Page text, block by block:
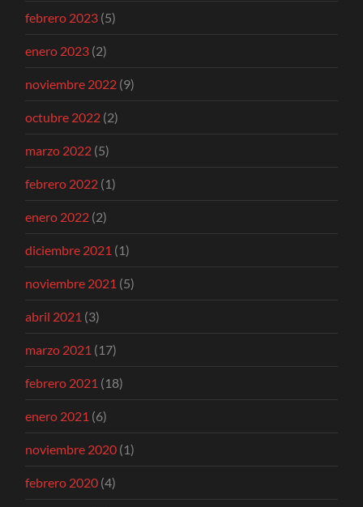
febrero 2023 (5)
enero 2023 (2)
noviembre 2022 (9)
octubre 2022 (2)
marzo 2022 (5)
febrero 2022 (1)
enero 2022 (2)
diciembre 2021 (1)
noviembre 2021 (5)
abril 2021 (3)
marzo 2021 (17)
febrero 2021 (18)
enero 2021 (6)
noviembre 2020 (1)
febrero 2020 (4)